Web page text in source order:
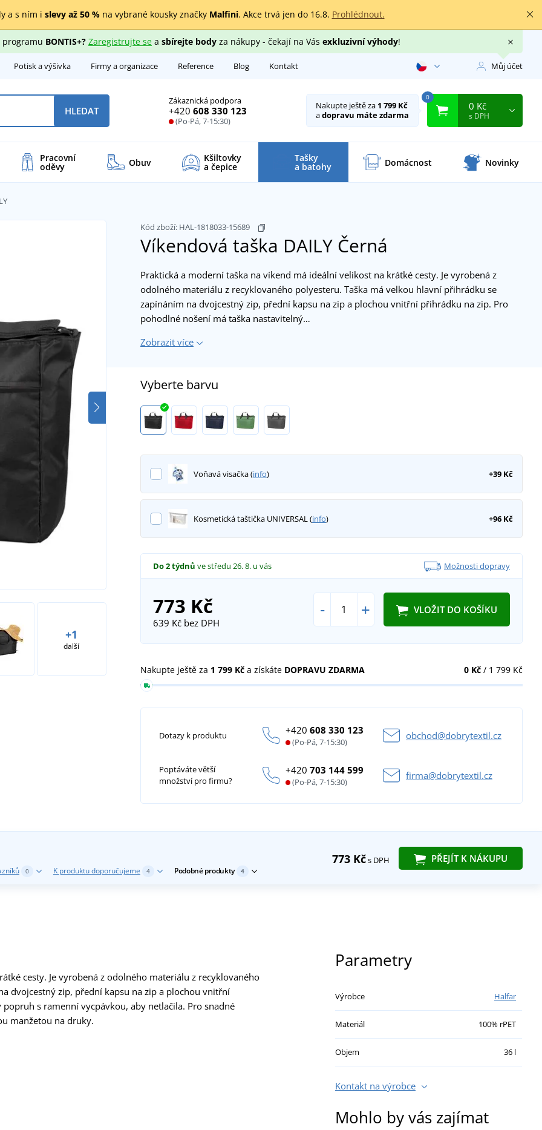
a s ním i slevy až 50 %na vybrané kousky značky Malfini. Akce trvá jen do 16.8. Prohlédnout.
programu BONTIS+? Zaregistrujte sea sbírejte bodyza nákupy - čekají na Vás exkluzivní výhody!
Potisk a výšivka Firmy a organizace Reference Blog Kontakt Můj účet
Zákaznická podpora
+420 608 330 123
(Po-Pá, 7-15:30)
HLEDAT Nakupte ještě za 1 799 Kč
adopravu máte zdarma
0
0 Kč
s DPH
Pracovní
oděvy Obuv Kšiltovky
a čepice
Tašky
a batohy Domácnost Novinky
Kód zboží: HAL-1818033-15689
Víkendová taška DAILY Černá
+1
další
Praktická a moderní taška na víkend má ideální velikost na krátké cesty. Je vyrobená z
odolného materiálu z recyklovaného polyesteru. Taška má velkou hlavní přihrádku se
zapínáním na dvojcestný zip, přední kapsu na zip a plochou vnitřní přihrádku na zip. Pro
pohodlné nošení má taška nastavitelný…
Zobrazit více
Vyberte barvu
Voňavá visačka (info) +39 Kč
Kosmetická taštička UNIVERSAL (info) +96 Kč
Do 2 týdnů ve středu 26. 8. u vás Možnosti dopravy
773 Kč
639 Kčbez DPH
- + VLOŽIT DO KOŠÍKU
0 Kč/ 1 799 Kč
Nakupte ještě za 1 799 Kč a získáte DOPRAVU ZDARMA
Dotazy k produktu +420608 330 123
(Po-Pá, 7-15:30)
obchod@dobrytextil.cz
Poptáváte větší
množství pro firmu?
+420703 144 599
(Po-Pá, 7-15:30)
firma@dobrytextil.cz
773 Kčs DPH PŘEJÍT K NÁKUPU
0 K produktu doporučujeme 4 Podobné produkty 4
cesty. Je vyrobená z odolného materiálu z recyklovaného
dvojcestný zip, přední kapsu na zip a plochou vnitřní
s ramenní vycpávkou, aby netlačila. Pro snadné
manžetou na druky.
Parametry
Výrobce Halfar
Materiál 100% rPET
Objem 36 l
Kontakt na výrobce
Mohlo by vás zajímat